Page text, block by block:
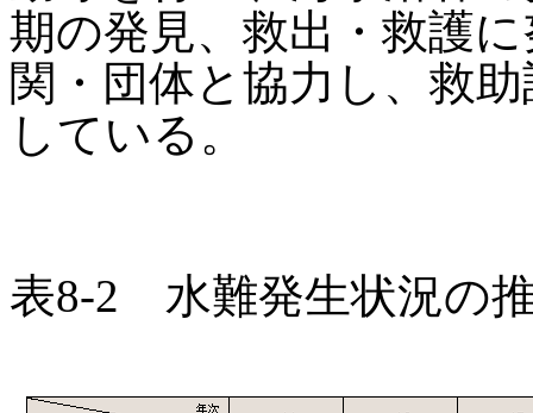
期の発見、救出・救護
関・団体と協力し、救
している。
表8-2 水難発生状況の